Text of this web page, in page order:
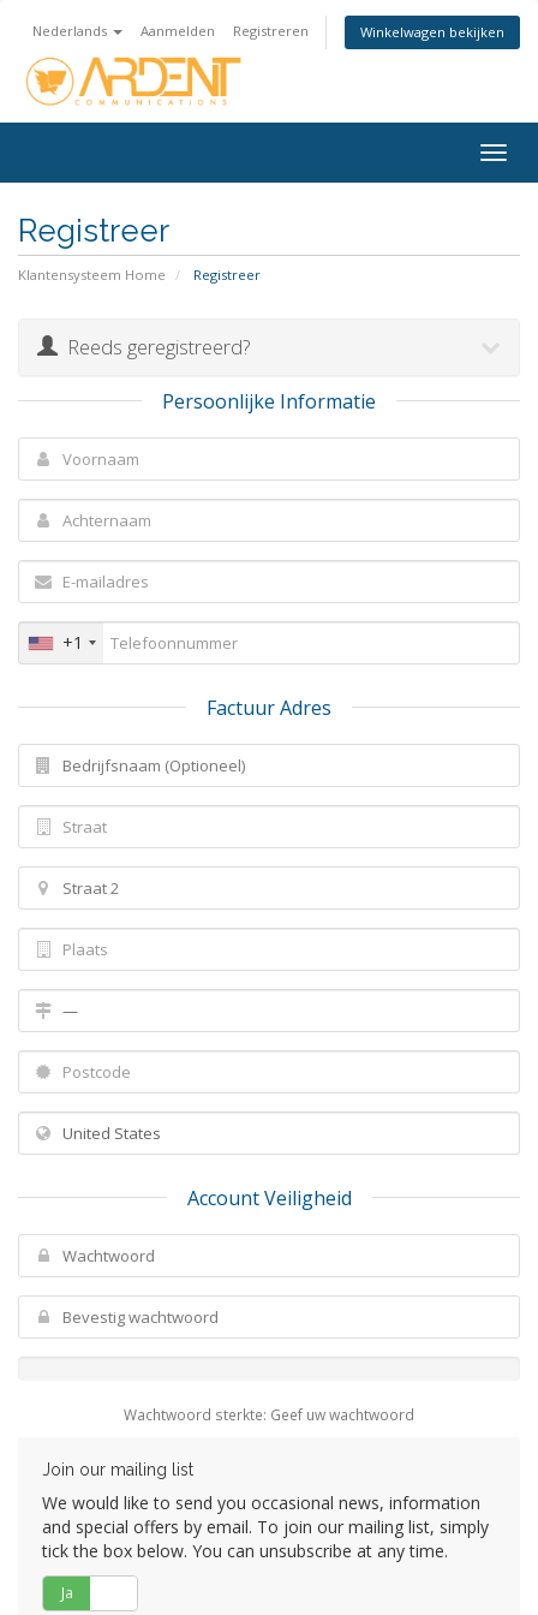
Nederlands Aanmelden Registreren Winkelwagen bekijken
Registreer
Klantensysteem Home Registreer
Reeds geregistreerd?
Persoonlijke Informatie
+1
Factuur Adres
Account Veiligheid
Wachtwoord sterkte: Geef uw wachtwoord
Join our mailing list
We would like to send you occasional news, information
and special offers by email. To join our mailing list, simply
tick the box below. You can unsubscribe at any time.
Ja